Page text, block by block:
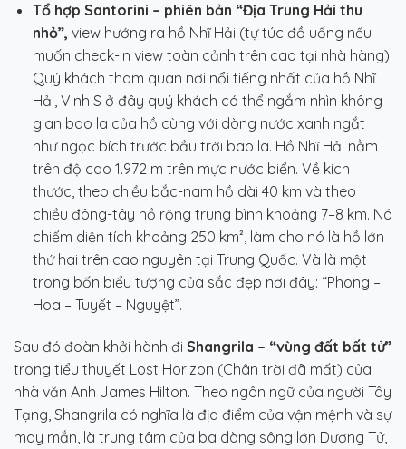
Tổ hợp Santorini – phiên bản “Địa Trung Hải thu
nhỏ”, view hướng ra hồ Nhĩ Hải (tự túc đồ uống nếu
muốn check-in view toàn cảnh trên cao tại nhà hàng)
Quý khách tham quan nơi nổi tiếng nhất của hồ Nhĩ
Hải, Vinh S ở đây quý khách có thể ngắm nhìn không
gian bao la của hồ cùng với dòng nước xanh ngắt
như ngọc bích trước bầu trời bao la. Hồ Nhĩ Hải nằm
trên độ cao 1.972 m trên mực nước biển. Về kích
thước, theo chiều bắc-nam hồ dài 40 km và theo
chiều đông-tây hồ rộng trung bình khoảng 7–8 km. Nó
chiếm diện tích khoảng 250 km², làm cho nó là hồ lớn
thứ hai trên cao nguyên tại Trung Quốc. Và là một
trong bốn biểu tượng của sắc đẹp nơi đây: “Phong –
Hoa – Tuyết – Nguyệt”.
Sau đó đoàn khởi hành đi Shangrila – “vùng đất bất tử”
trong tiểu thuyết Lost Horizon (Chân trời đã mất) của
nhà văn Anh James Hilton. Theo ngôn ngữ của người Tây
Tạng, Shangrila có nghĩa là địa điểm của vận mệnh và sự
may mắn, là trung tâm của ba dòng sông lớn Dương Tử,